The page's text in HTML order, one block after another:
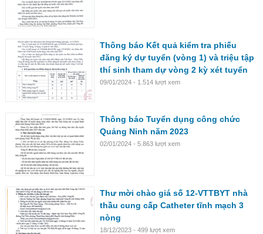
Thông báo Kết quả kiểm tra phiếu
đăng ký dự tuyển (vòng 1) và triệu tập
thí sinh tham dự vòng 2 kỳ xét tuyển
viên chức năm 2023
09/01/2024 - 1.514 lượt xem
Thông báo Tuyển dụng công chức
Quảng Ninh năm 2023
02/01/2024 - 5.863 lượt xem
Thư mời chào giá số 12-VTTBYT nhà
thầu cung cấp Catheter tĩnh mạch 3
nòng
18/12/2023 - 499 lượt xem